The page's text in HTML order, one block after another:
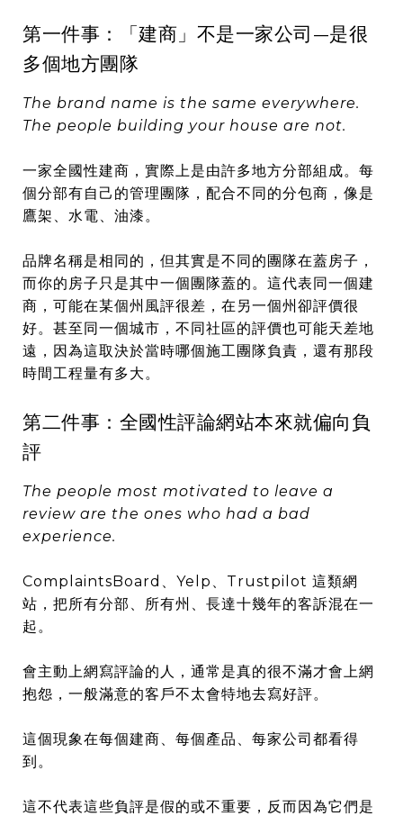
第一件事：「建商」不是一家公司—是很
多個地方團隊
The brand name is the same everywhere.
The people building your house are not.
一家全國性建商，實際上是由許多地方分部組成。每
個分部有自己的管理團隊，配合不同的分包商，像是
鷹架、水電、油漆。
品牌名稱是相同的，但其實是不同的團隊在蓋房子，
而你的房子只是其中一個團隊蓋的。這代表同一個建
商，可能在某個州風評很差，在另一個州卻評價很
好。甚至同一個城市，不同社區的評價也可能天差地
遠，因為這取決於當時哪個施工團隊負責，還有那段
時間工程量有多大。
第二件事：全國性評論網站本來就偏向負
評
The people most motivated to leave a
review are the ones who had a bad
experience.
ComplaintsBoard、Yelp、Trustpilot 這類網
站，把所有分部、所有州、長達十幾年的客訴混在一
起。
會主動上網寫評論的人，通常是真的很不滿才會上網
抱怨，一般滿意的客戶不太會特地去寫好評。
這個現象在每個建商、每個產品、每家公司都看得
到。
這不代表這些負評是假的或不重要，反而因為它們是